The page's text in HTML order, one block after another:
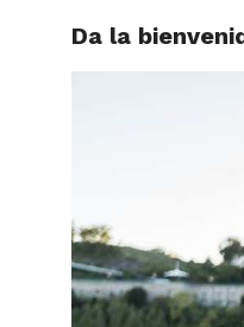
Da la